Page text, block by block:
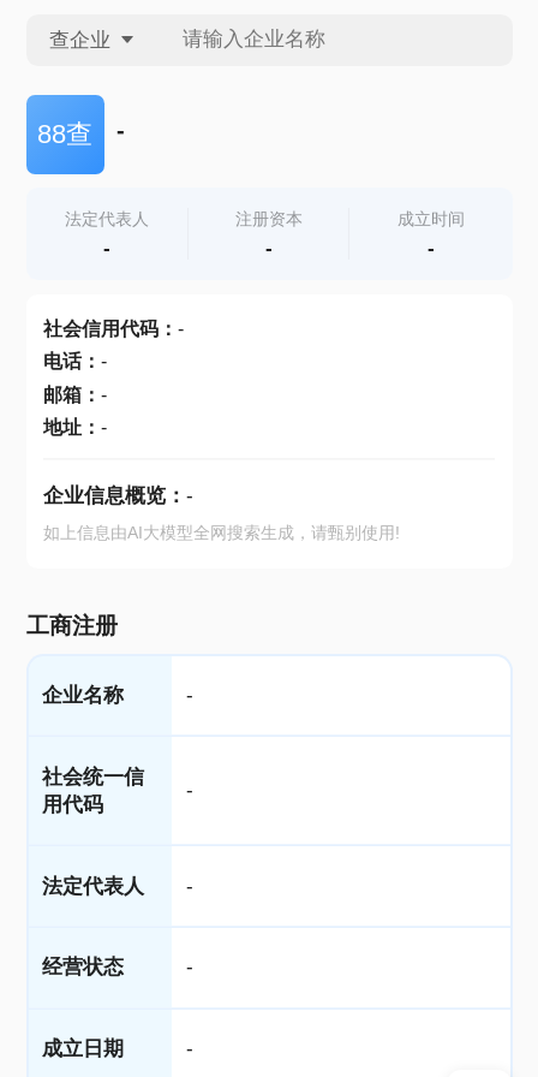
查企业
查企业
查产地
88查 -
法定代表人
-
注册资本
-
成立时间
-
社会信用代码： -
电话： -
邮箱： -
地址： -
企业信息概览： -
如上信息由AI大模型全网搜索生成，请甄别使用!
工商注册
企业名称 -
社会统一信
用代码
-
法定代表人 -
经营状态 -
成立日期 -